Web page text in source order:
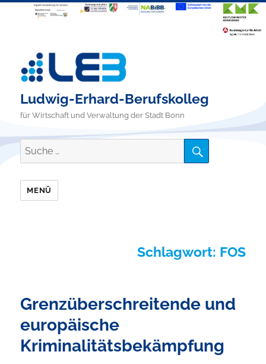
Ludwig-Erhard-Berufskolleg
für Wirtschaft und Verwaltung der Stadt Bonn
Suche
nach:
SUCHE
MENÜ
Schlagwort: FOS
Grenzüberschreitende und
europäische
Kriminalitätsbekämpfung